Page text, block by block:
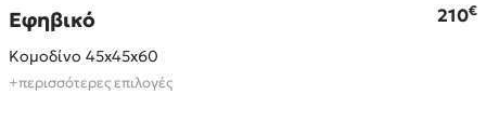
Εφηβικό 210€
Κομοδίνο 45x45x60
+περισσότερες επιλογές